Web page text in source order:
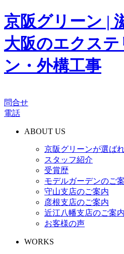
京阪グリーン |
大阪のエクス
ン・外構工事
問合せ
電話
ABOUT US
京阪グリーンが選ば
スタッフ紹介
受賞歴
モデルガーデンのご
守山支店のご案内
彦根支店のご案内
近江八幡支店のご案内
お客様の声
WORKS